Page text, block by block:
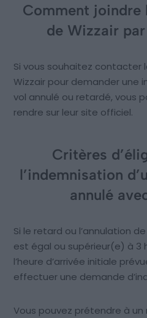
Comment joindre
de Wizzair
Si vous souhaitez contacter
Wizzair pour demander une
vol annulé ou retardé, vous
rendre sur leur site officiel.
Critères
l’indemnisation
annulé
Si le retard ou l’annulation
est égal ou supérieur(e) à 3
l’heure d’arrivée initiale
effectuer une demande
Vous pouvez prétendre à